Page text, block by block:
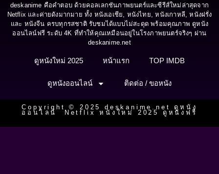
deskanime คือคำตอบ ด้วยคอลเลกชันภาพยนตร์และซีรีส์ใหม่ล่าสุดจาก
Netflix และค่ายดังมากมาย ทั้ง หนังเอเชีย, หนังไทย, หนังเกาหลี, หนังฝรั่ง
และ หนังจีน ครบทุกรสชาติ รับชมได้แบบไม่สะดุด พร้อมคุณภาพ ดูหนัง
ออนไลน์ฟรี ระดับ 4K ที่ทำให้คุณเหมือนอยู่ในโรงภาพยนตร์จริงๆ ผ่าน
deskanime.net
ดูหนังใหม่ 2025 หน้าแรก TOP IMDB
ดูหนังออนไลน์ ติดต่อ / ขอหนัง
Copyright © 2025 deskanime.net ดูหนัง
ออนไลน์ Netflix หนังใหม่ 2025 ดูหนังฟรี